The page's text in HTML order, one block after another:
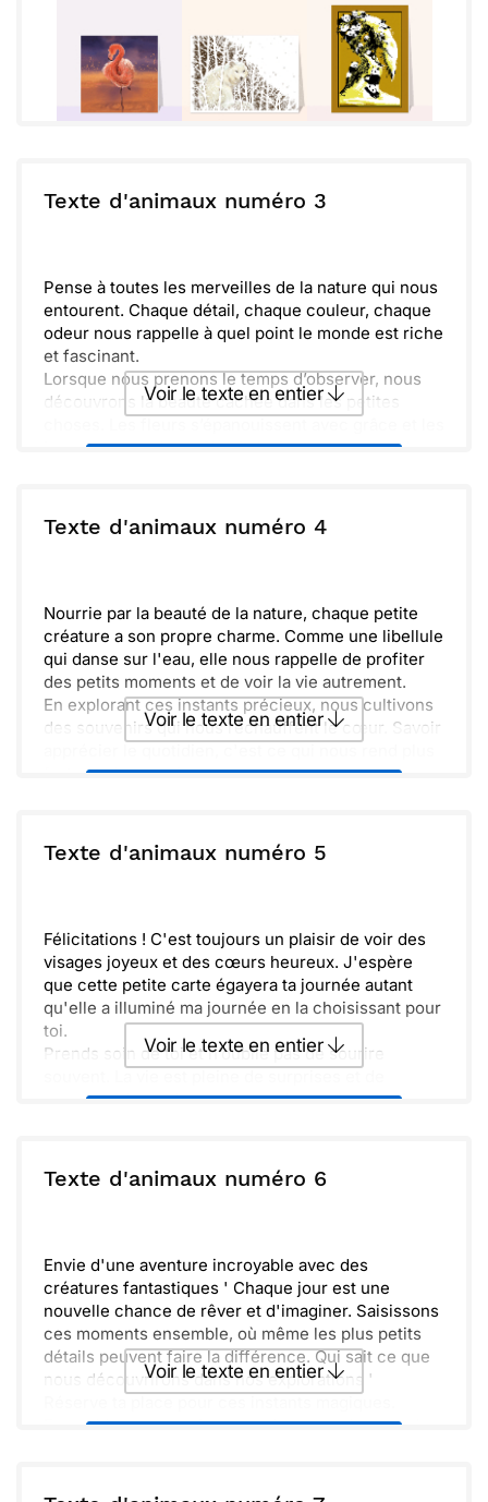
Texte d'animaux numéro 3
Pense à toutes les merveilles de la nature qui nous
entourent. Chaque détail, chaque couleur, chaque
odeur nous rappelle à quel point le monde est riche
et fascinant.
Lorsque nous prenons le temps d’observer, nous
découvrons la beauté cachée dans les petites
insectes, avec leur rôle vital, ajoutent une touche
célébrée chaque jour. Prenons un moment pour
apprécier ces races d’animaux qui partagent notre
Voir le texte en entier
ou : Copier Recevoir par mail
Texte d'animaux numéro 4
Nourrie par la beauté de la nature, chaque petite
créature a son propre charme. Comme une libellule
qui danse sur l'eau, elle nous rappelle de profiter
des petits moments et de voir la vie autrement.
En explorant ces instants précieux, nous cultivons
des souvenirs qui nous réchauffent le cœur. Savoir
forts et plus sereins.
Voir le texte en entier
ou : Copier Recevoir par mail
Texte d'animaux numéro 5
Félicitations ! C'est toujours un plaisir de voir des
visages joyeux et des cœurs heureux. J'espère
que cette petite carte égayera ta journée autant
qu'elle a illuminé ma journée en la choisissant pour
toi.
Prends soin de toi et n’oublie pas de sourire
moments doux, alors savoure chaque instant. Au
Voir le texte en entier
ou : Copier Recevoir par mail
Texte d'animaux numéro 6
Envie d'une aventure incroyable avec des
créatures fantastiques ' Chaque jour est une
nouvelle chance de rêver et d'imaginer. Saisissons
ces moments ensemble, où même les plus petits
détails peuvent faire la différence. Qui sait ce que
nous découvrirons dans nos explorations '
Ensemble, nous naviguerons à travers des mondes
célébrons nos curiosités. N'oublie jamais, dans
Voir le texte en entier